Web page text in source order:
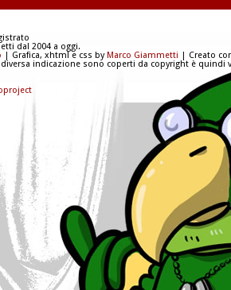
dal 2004 a oggi.
| Grafica, xhtml e css byMarco Giammetti | Creato
indicazione sono coperti da copyright è